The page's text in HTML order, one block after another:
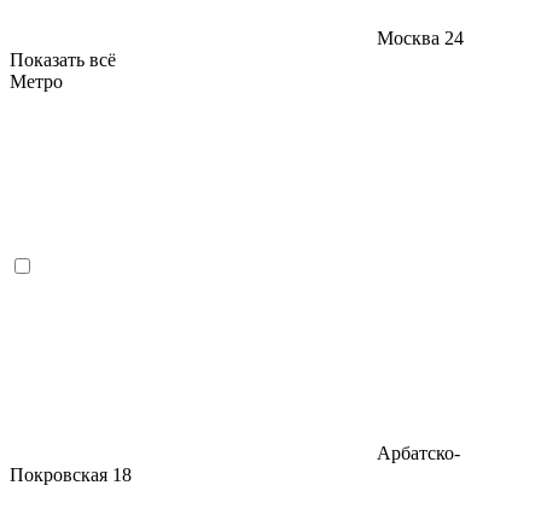
Москва 24
Показать всё
Метро
Арбатско-
Покровская 18